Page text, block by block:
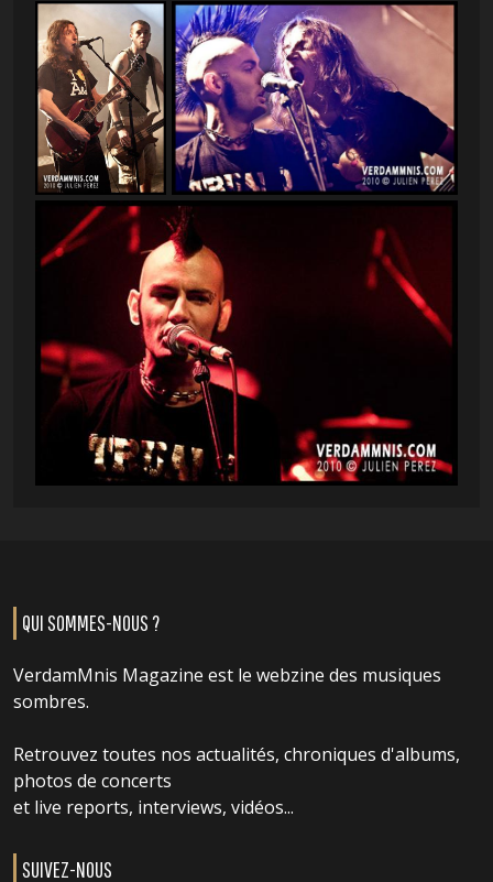
QUI SOMMES-NOUS ?
VerdamMnis Magazine est le webzine des musiques
sombres.
Retrouvez toutes nos actualités, chroniques d'albums,
photos de concerts
et live reports, interviews, vidéos...
SUIVEZ-NOUS